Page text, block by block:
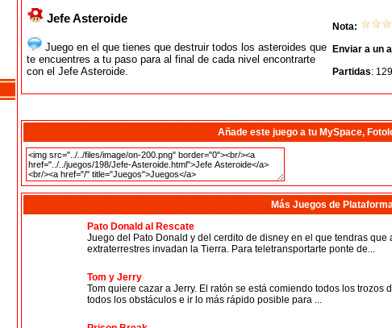
Jefe Asteroide
Juego en el que tienes que destruir todos los asteroides que
te encuentres a tu paso para al final de cada nivel encontrarte
con el Jefe Asteroide.
Nota:
Enviar a un
Partidas:
Añade este juego a tu MySpace,
Más Juegos de
Pato Donald al Rescate
Juego del Pato Donald y del cerdito de disney en el que tendras
extraterrestres invadan la Tierra. Para teletransportarte ponte de...
Tom y Jerry
Tom quiere cazar a Jerry. El ratón se está comiendo todos los
todos los obstáculos e ir lo más rápido posible para ...